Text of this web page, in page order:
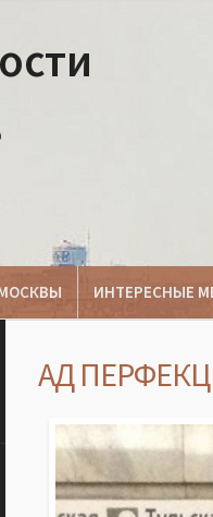
ИНТЕРЕСНЫЕ
АД